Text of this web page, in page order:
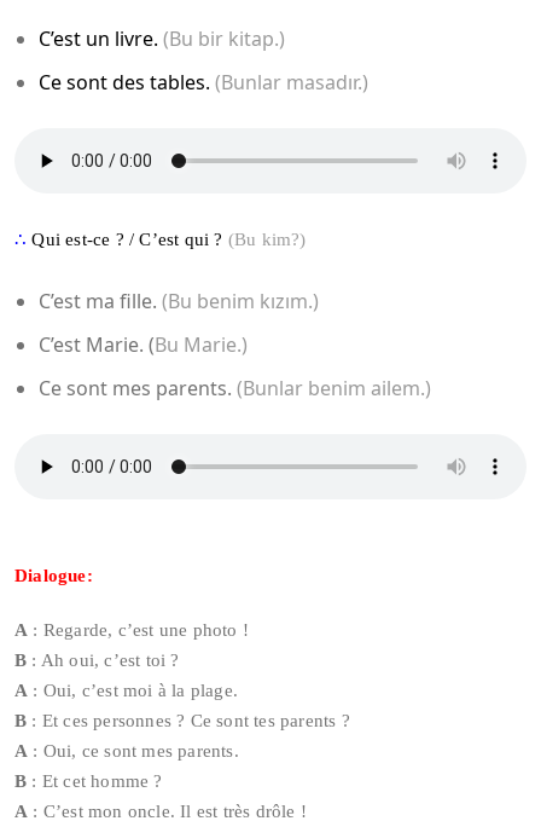
C’est un livre. (Bu bir kitap.)
Ce sont des tables. (Bunlar masadır.)
∴ Qui est-ce ? / C’est qui ? (Bu kim?)
C’est ma fille. (Bu benim kızım.)
C’est Marie. (Bu Marie.)
Ce sont mes parents. (Bunlar benim ailem.)
Dialogue:
A : Regarde, c’est une photo !
B : Ah oui, c’est toi ?
A : Oui, c’est moi à la plage.
B : Et ces personnes ? Ce sont tes parents ?
A : Oui, ce sont mes parents.
B : Et cet homme ?
A : C’est mon oncle. Il est très drôle !